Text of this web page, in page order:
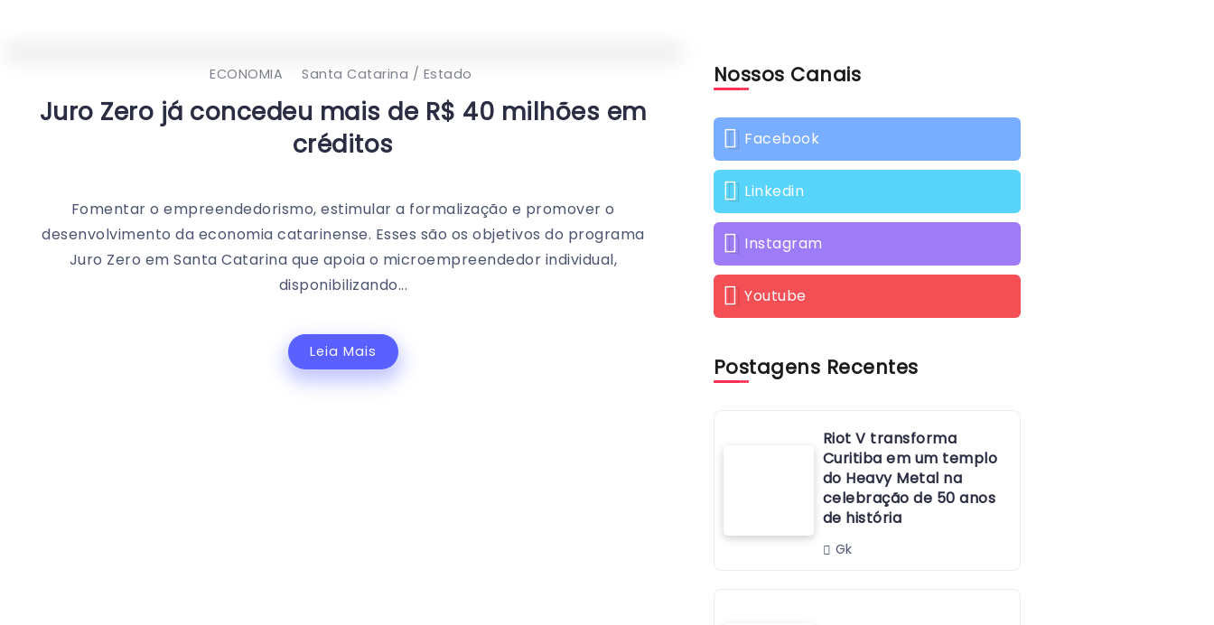
ECONOMIA Santa Catarina / Estado
Juro Zero já concedeu mais de R$ 40 milhões em
créditos
Fomentar o empreendedorismo, estimular a formalização e promover o
desenvolvimento da economia catarinense. Esses são os objetivos do programa
Juro Zero em Santa Catarina que apoia o microempreendedor individual,
disponibilizando...
Leia Mais
Nossos Canais
Facebook
Linkedin
Instagram
Youtube
Postagens Recentes
Riot V transforma
Curitiba em um templo
do Heavy Metal na
celebração de 50 anos
de história
Gk